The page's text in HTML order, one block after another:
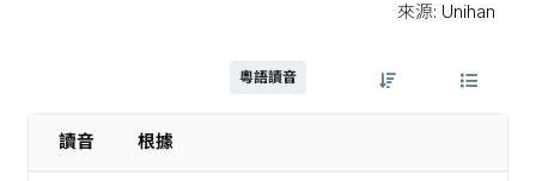
來源: Unihan
粵語讀音
讀音 根據